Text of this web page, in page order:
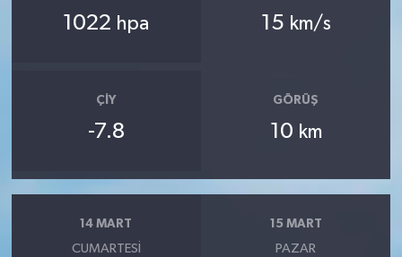
1022 hpa 15 km/s
ÇIY
-7.8
GÖRÜŞ
10 km
14 MART
CUMARTESI
15 MART
PAZAR